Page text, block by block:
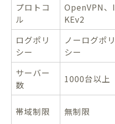
プロトコ
ル
OpenVPN、I
KEv2
ログポリ
シー
ノーログポリ
シー
サーバー
数
1000台以上
帯域制限 無制限